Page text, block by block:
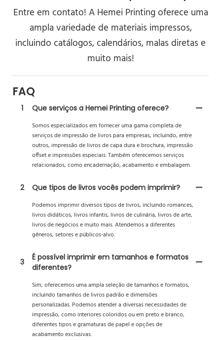
Entre em contato! A Hemei Printing oferece uma
ampla variedade de materiais impressos,
incluindo catálogos, calendários, malas diretas e
muito mais!
FAQ
1
Que serviços a Hemei Printing oferece?
Somos especializados em fornecer uma gama completa de
serviços de impressão de livros para empresas, incluindo, entre
outros, impressão de livros de capa dura e brochura, impressão
offset e impressões especiais. Também oferecemos serviços
relacionados, como encadernação, acabamento e embalagem.
2
Que tipos de livros vocês podem imprimir?
Podemos imprimir diversos tipos de livros, incluindo romances,
livros didáticos, livros infantis, livros de culinária, livros de arte,
livros de negócios e muito mais. Atendemos a diferentes
gêneros, setores e públicos-alvo.
3
É possível imprimir em tamanhos e formatos
diferentes?
Sim, oferecemos uma ampla seleção de tamanhos e formatos,
incluindo tamanhos de livros padrão e dimensões
personalizadas. Podemos atender a diversas necessidades de
impressão, como interiores coloridos ou em preto e branco,
diferentes tipos e gramaturas de papel e opções de
acabamento exclusivas.